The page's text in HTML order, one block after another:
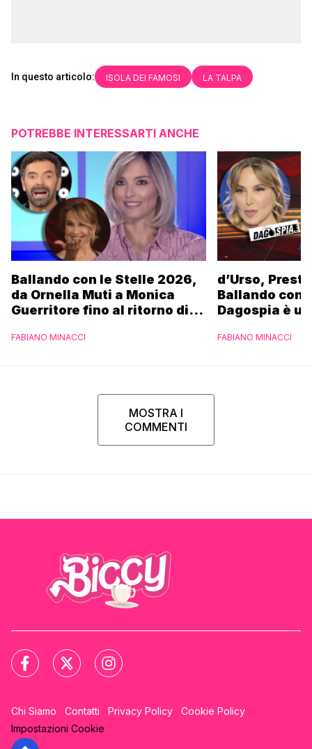
In questo articolo: ISOLA DEI FAMOSI LA TALPA
POTREBBE INTERESSARTI ANCHE
Ballando con le Stelle 2026,
da Ornella Muti a Monica
Guerritore fino al ritorno di
l’esclusiva di Gabriele
FABIANO MINACCI
d’Urso,
Ballando con
Dagospia è
FABIANO MINACCI
MOSTRA I
COMMENTI
Chi Siamo Contatti Privacy Policy
Cookie Policy
Impostazioni Cookie